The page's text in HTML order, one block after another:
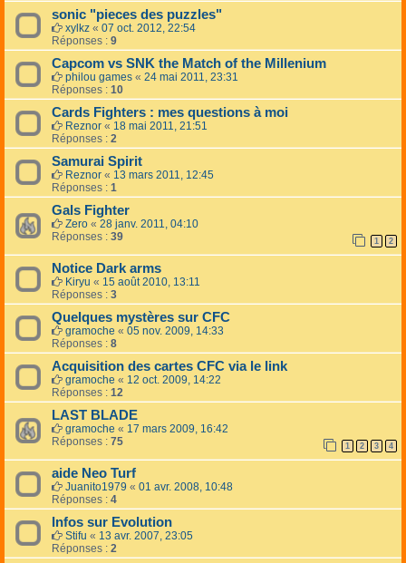
sonic "pieces des puzzles"
xylkz « 07 oct. 2012, 22:54
Réponses : 9
Capcom vs SNK the Match of the Millenium
philou games « 24 mai 2011, 23:31
Réponses : 10
Cards Fighters : mes questions à moi
Reznor « 18 mai 2011, 21:51
Réponses : 2
Samurai Spirit
Reznor « 13 mars 2011, 12:45
Réponses : 1
Gals Fighter
Zero « 28 janv. 2011, 04:10
Réponses : 39 1 2
Notice Dark arms
Kiryu « 15 août 2010, 13:11
Réponses : 3
Quelques mystères sur CFC
gramoche « 05 nov. 2009, 14:33
Réponses : 8
Acquisition des cartes CFC via le link
gramoche « 12 oct. 2009, 14:22
Réponses : 12
LAST BLADE
gramoche « 17 mars 2009, 16:42
Réponses : 75 1 2 3 4
aide Neo Turf
Juanito1979 « 01 avr. 2008, 10:48
Réponses : 4
Infos sur Evolution
Stifu « 13 avr. 2007, 23:05
Réponses : 2